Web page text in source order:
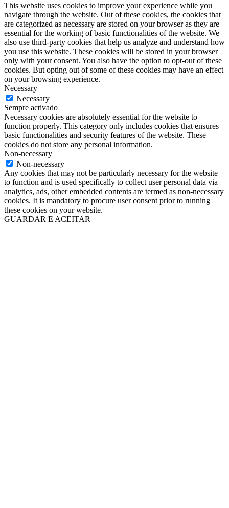
This website uses cookies to improve your experience while you
navigate through the website. Out of these cookies, the cookies that
are categorized as necessary are stored on your browser as they are
essential for the working of basic functionalities of the website. We
also use third-party cookies that help us analyze and understand how
you use this website. These cookies will be stored in your browser
only with your consent. You also have the option to opt-out of these
cookies. But opting out of some of these cookies may have an effect
on your browsing experience.
Necessary
Necessary
Sempre activado
Necessary cookies are absolutely essential for the website to
function properly. This category only includes cookies that ensures
basic functionalities and security features of the website. These
cookies do not store any personal information.
Non-necessary
Non-necessary
Any cookies that may not be particularly necessary for the website
to function and is used specifically to collect user personal data via
analytics, ads, other embedded contents are termed as non-necessary
cookies. It is mandatory to procure user consent prior to running
these cookies on your website.
GUARDAR E ACEITAR